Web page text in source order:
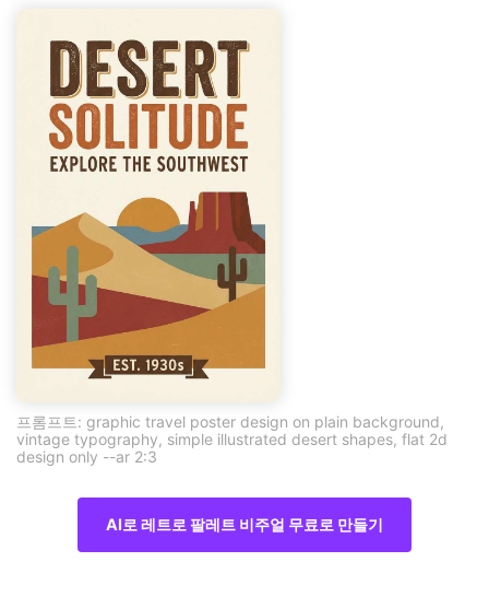
프롬프트: graphic travel poster design on plain background,
vintage typography, simple illustrated desert shapes, flat 2d
design only --ar 2:3
AI로 레트로 팔레트 비주얼 무료로 만들기